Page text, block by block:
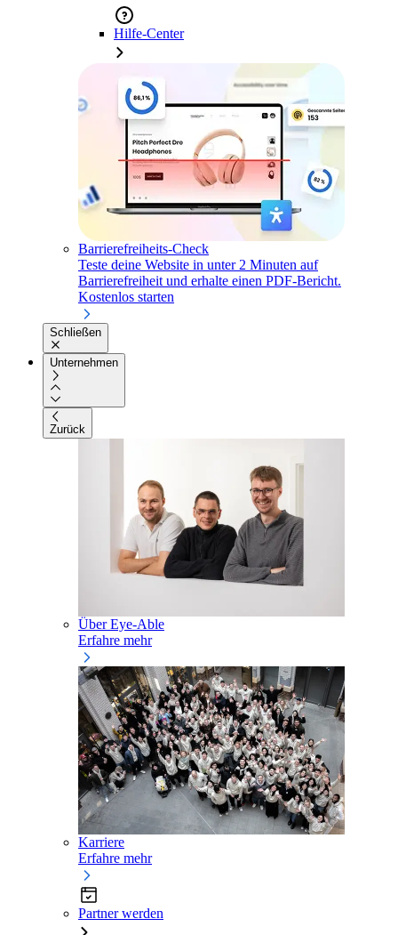
Hilfe-Center
Barrierefreiheits-Check
Teste deine Website in unter 2 Minuten auf
Barrierefreiheit und erhalte einen PDF-Bericht.
Kostenlos starten
Schließen
Unternehmen
Zurück
Über Eye-Able
Erfahre mehr
Karriere
Erfahre mehr
Partner werden